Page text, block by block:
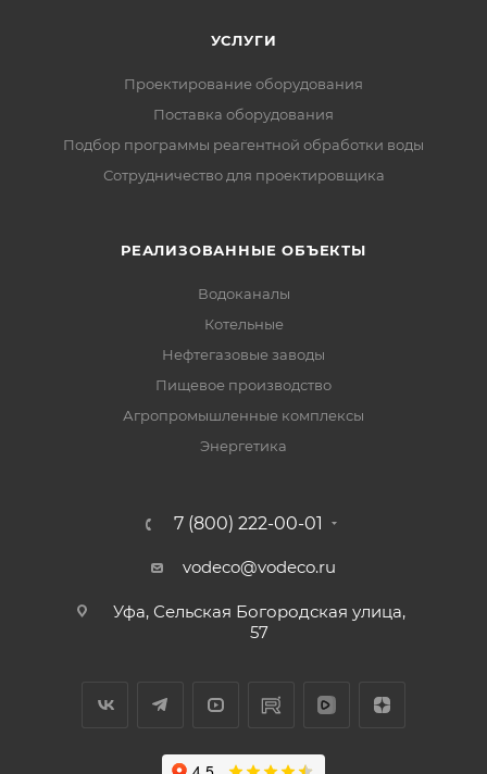
УСЛУГИ
Проектирование оборудования
Поставка оборудования
Подбор программы реагентной обработки воды
Сотрудничество для проектировщика
РЕАЛИЗОВАННЫЕ ОБЪЕКТЫ
Водоканалы
Котельные
Нефтегазовые заводы
Пищевое производство
Агропромышленные комплексы
Энергетика
7 (800) 222-00-01
vodeco@vodeco.ru
Уфа, Сельская Богородская улица,
57